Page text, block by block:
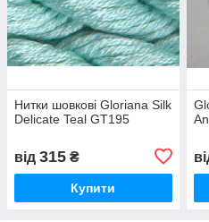
Нитки шовкові Gloriana Silk
Delicate Teal GT195
від 315 ₴
Купити